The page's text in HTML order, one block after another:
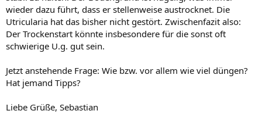
wieder dazu führt, dass er stellenweise austrocknet. Die
Utricularia hat das bisher nicht gestört. Zwischenfazit also:
Der Trockenstart könnte insbesondere für die sonst oft
schwierige U.g. gut sein.
Jetzt anstehende Frage: Wie bzw. vor allem wie viel düngen?
Hat jemand Tipps?
Liebe Grüße, Sebastian